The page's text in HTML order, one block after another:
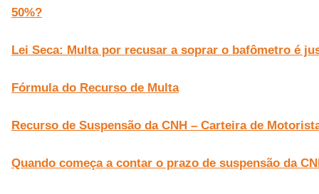
50%?
Lei Seca: Multa por recusar a soprar o bafômetro é
Fórmula do Recurso de Multa
Recurso de Suspensão da CNH – Carteira de
Quando começa a contar o prazo de suspensão da